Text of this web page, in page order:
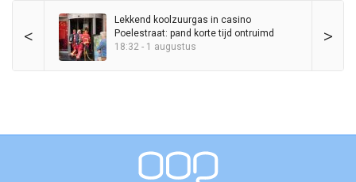
< >
Lekkend koolzuurgas in casino
Poelestraat: pand korte tijd ontruimd
18:32 - 1 augustus